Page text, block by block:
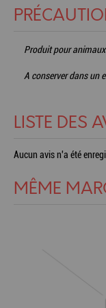
Produit pour
A conserver dans un
LISTE DES
Aucun avis n'a été
MÊME